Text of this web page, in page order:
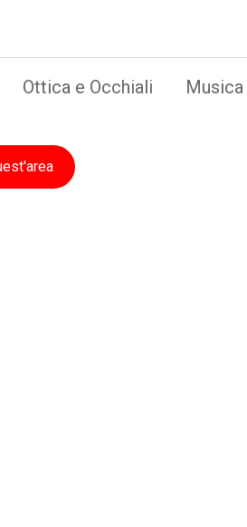
Ottica e Occhiali